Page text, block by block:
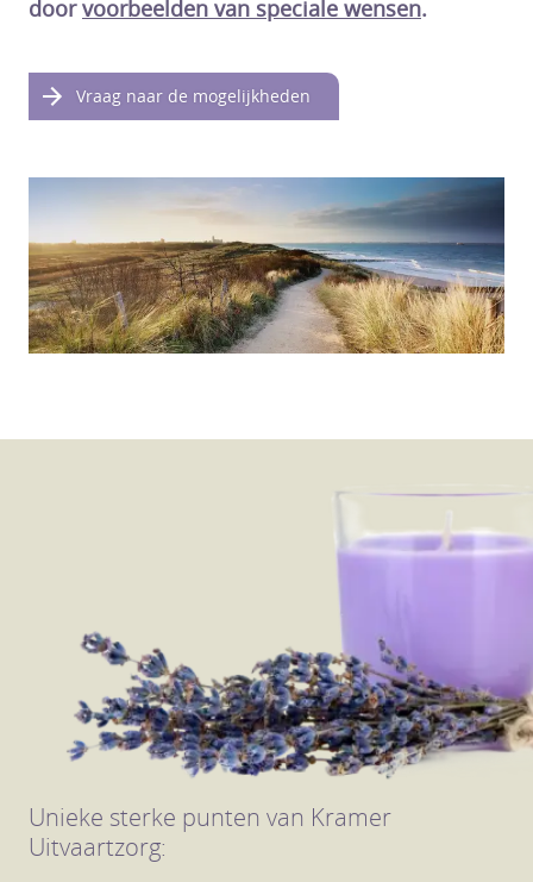
doorvoorbeelden van speciale wensen.
Vraag naar de mogelijkheden
Unieke sterke punten van Kramer
Uitvaartzorg: